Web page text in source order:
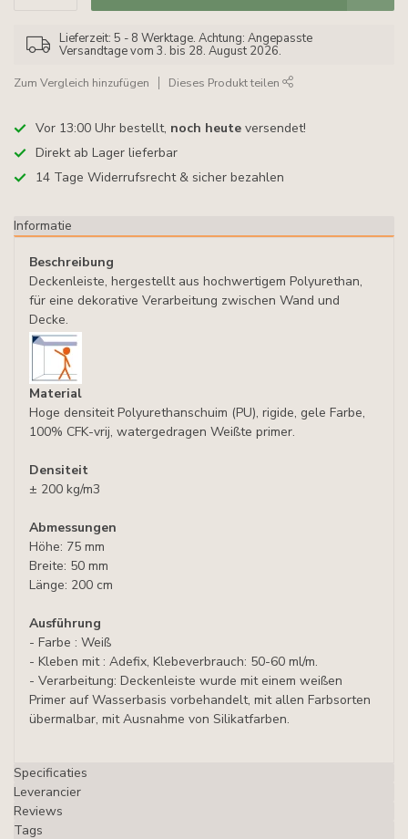
Lieferzeit: 5 - 8 Werktage. Achtung: Angepasste
Versandtage vom 3. bis 28. August 2026.
Zum Vergleich hinzufügen Dieses Produkt teilen
Vor 13:00 Uhr bestellt, noch heute versendet!
Direkt ab Lager lieferbar
14 Tage Widerrufsrecht & sicher bezahlen
Informatie
Beschreibung
Deckenleiste, hergestellt aus hochwertigem Polyurethan,
für eine dekorative Verarbeitung zwischen Wand und
Decke.
Material
Hoge densiteit Polyurethanschuim (PU), rigide, gele Farbe,
100% CFK-vrij, watergedragen Weißte primer.
Densiteit
± 200 kg/m3
Abmessungen
Höhe: 75 mm
Breite: 50 mm
Länge: 200 cm
Ausführung
- Farbe : Weiß
- Kleben mit : Adefix, Klebeverbrauch: 50-60 ml/m.
- Verarbeitung: Deckenleiste wurde mit einem weißen
Primer auf Wasserbasis vorbehandelt, mit allen Farbsorten
übermalbar, mit Ausnahme von Silikatfarben.
Specificaties
Leverancier
Reviews
Tags